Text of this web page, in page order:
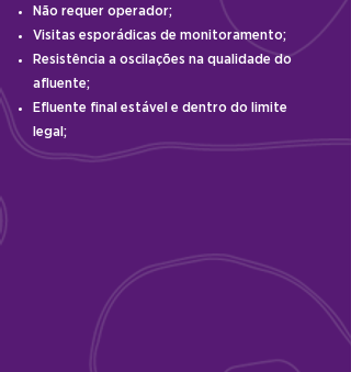
Não requer operador;
Visitas esporádicas de monitoramento;
Resistência a oscilações na qualidade do
afluente;
Efluente final estável e dentro do limite
legal;